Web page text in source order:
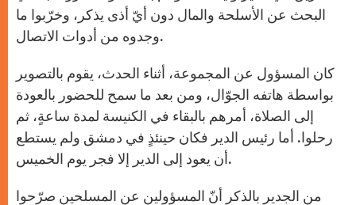
البحث عن الأسلحة والمال دون أيّ أذى يذكر، وخرّبوا ما
وجدوه من أدوات الاتصال.
كان المسؤول عن المجموعة، أثناء الحدث، يقوم بالتصوير
بواسطة هاتفه الجوّال، ومن بعد ما سمح للحضور بالعودة
إلى الصلاة، أمرهم بالبقاء في الكنيسة لمدة ساعةٍ، ثم
رحلوا. أما رئيس الدير فكان حينئذٍ في دمشق ولم يستطع
أن يعود إلى الدير إلا فجر يوم الخميس.
من الجدير بالذكر أنّ المسؤولين عن المسلحين صرّحوا